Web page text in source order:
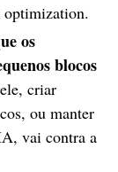
optimization.
os
blocos
criar
ou manter
vai contra a